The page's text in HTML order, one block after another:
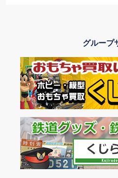
グループ